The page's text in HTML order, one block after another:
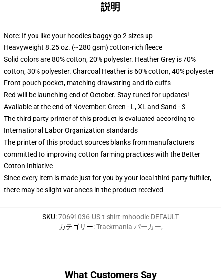
説明
Note: If you like your hoodies baggy go 2 sizes up
Heavyweight 8.25 oz. (~280 gsm) cotton-rich fleece
Solid colors are 80% cotton, 20% polyester. Heather Grey is 70%
cotton, 30% polyester. Charcoal Heather is 60% cotton, 40% polyester
Front pouch pocket, matching drawstring and rib cuffs
Red will be launching end of October. Stay tuned for updates!
Available at the end of November: Green - L, XL and Sand - S
The third party printer of this product is evaluated according to
International Labor Organization standards
The printer of this product sources blanks from manufacturers
committed to improving cotton farming practices with the Better
Cotton Initiative
Since every item is made just for you by your local third-party fulfiller,
there may be slight variances in the product received
SKU:70691036-US-t-shirt-mhoodie-DEFAULT
カテゴリー:Trackmania パーカー,
What Customers Say